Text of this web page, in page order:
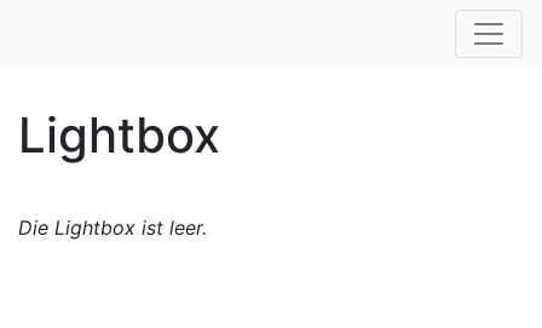
Lightbox
Die Lightbox ist leer.